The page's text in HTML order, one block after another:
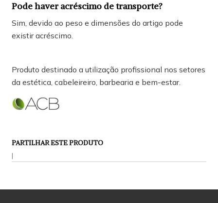
Pode haver acréscimo de transporte?
Sim, devido ao peso e dimensões do artigo pode
existir acréscimo.
Produto destinado a utilização profissional nos setores
da estética, cabeleireiro, barbearia e bem-estar.
PARTILHAR ESTE PRODUTO
|